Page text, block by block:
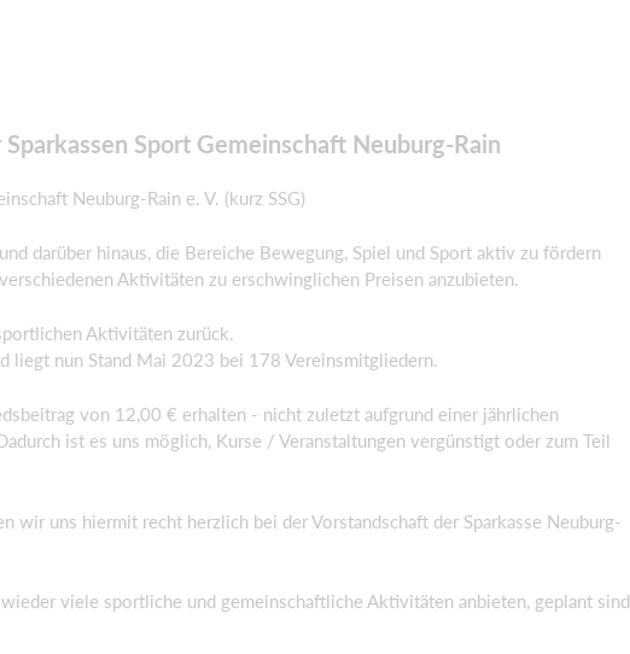
Sport Gemeinschaft Neuburg-Rain
Neuburg-Rain e. V. (kurz SSG)
darüber hinaus, die Bereiche Bewegung, Spiel und Sport aktiv zu fördern
Aktivitäten zu erschwinglichen Preisen anzubieten.
Aktivitäten zurück.
liegt nun Stand Mai 2023 bei 178 Vereinsmitgliedern.
von 12,00 € erhalten - nicht zuletzt aufgrund einer jährlichen
ist es uns möglich, Kurse / Veranstaltungen vergünstigt oder zum Teil
wir uns hiermit recht herzlich bei der Vorstandschaft der Sparkasse Neuburg-
viele sportliche und gemeinschaftliche Aktivitäten anbieten, geplant sind